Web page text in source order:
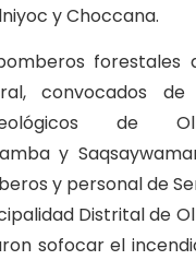
y Choccana.
forestales
convocados
de
y
y personal de
Distrital de
sofocar el